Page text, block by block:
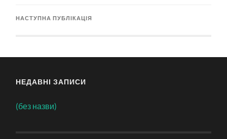
НАСТУПНА ПУБЛІКАЦІЯ
НЕДАВНІ ЗАПИСИ
(без назви)